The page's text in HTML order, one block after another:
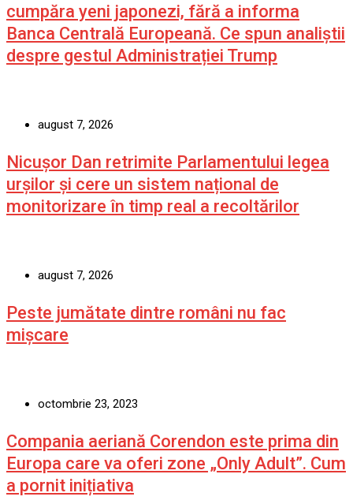
cumpăra yeni japonezi, fără a informa
Banca Centrală Europeană. Ce spun analiștii
despre gestul Administrației Trump
august 7, 2026
Nicușor Dan retrimite Parlamentului legea
urșilor și cere un sistem național de
monitorizare în timp real a recoltărilor
august 7, 2026
Peste jumătate dintre români nu fac
mișcare
octombrie 23, 2023
Compania aeriană Corendon este prima din
Europa care va oferi zone „Only Adult”. Cum
a pornit inițiativa